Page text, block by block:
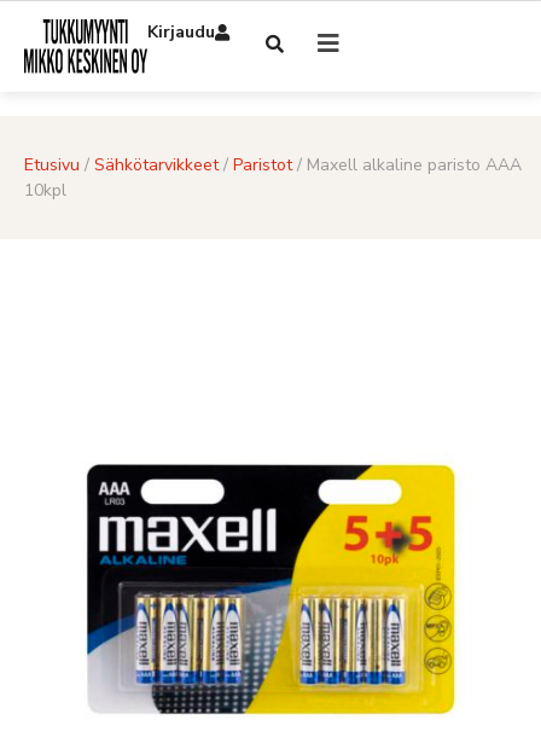
Kirjaudu
Etusivu / Sähkötarvikkeet/ Paristot/ Maxell alkaline paristo AAA
10kpl